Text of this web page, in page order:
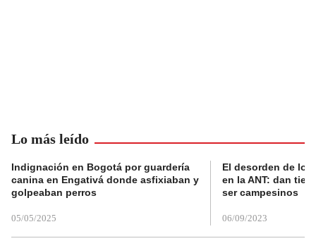
Lo más leído
Indignación en Bogotá por guardería
canina en Engativá donde asfixiaban y
golpeaban perros
05/05/2025
El desorden de
en la ANT: dan
ser campesinos
06/09/2023